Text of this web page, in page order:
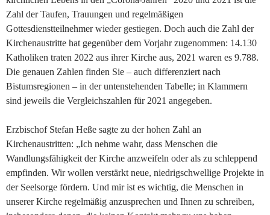
Zahl der Taufen, Trauungen und regelmäßigen
Gottesdienstteilnehmer wieder gestiegen. Doch auch die Zahl der
Kirchenaustritte hat gegenüber dem Vorjahr zugenommen: 14.130
Katholiken traten 2022 aus ihrer Kirche aus, 2021 waren es 9.788.
Die genauen Zahlen finden Sie – auch differenziert nach
Bistumsregionen – in der untenstehenden Tabelle; in Klammern
sind jeweils die Vergleichszahlen für 2021 angegeben.
Erzbischof Stefan Heße sagte zu der hohen Zahl an
Kirchenaustritten: „Ich nehme wahr, dass Menschen die
Wandlungsfähigkeit der Kirche anzweifeln oder als zu schleppend
empfinden. Wir wollen verstärkt neue, niedrigschwellige Projekte in
der Seelsorge fördern. Und mir ist es wichtig, die Menschen in
unserer Kirche regelmäßig anzusprechen und Ihnen zu schreiben,